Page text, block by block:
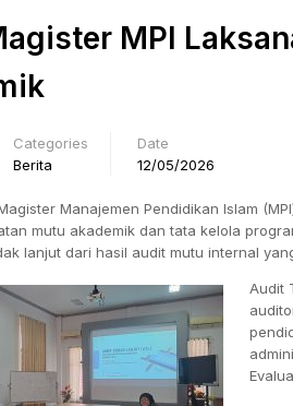
MPI
Categories
Berita
Date
12/05/2026
Manajemen Pendidikan Islam
mutu akademik dan tata kelola
lanjut dari hasil audit mutu internal
Audit